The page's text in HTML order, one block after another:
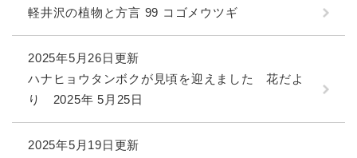
軽井沢の植物と方言 99 コゴメウツギ
2025年5月26日更新
ハナヒョウタンボクが見頃を迎えました 花だよ
り 2025年 5月25日
2025年5月19日更新